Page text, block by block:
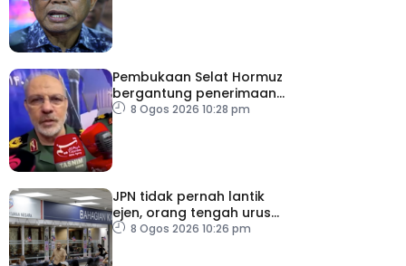
Pembukaan Selat Hormuz
bergantung penerimaan
AS – IRGC
8 Ogos 2026 10:28 pm
JPN tidak pernah lantik
ejen, orang tengah urus
dokumentasi
8 Ogos 2026 10:26 pm